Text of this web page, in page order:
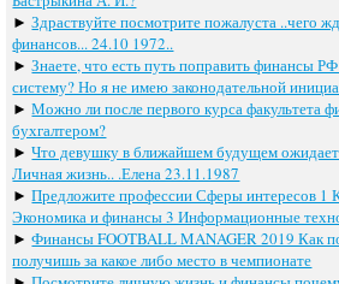
►Здраствуйте посмотрите пожалуста ..чего
финансов... 24.10 1972..
►Знаете, что есть путь поправить финансы
систему? Но я не имею законодательной
►Можно ли после первого курса факультета
бухгалтером?
►Что девушку в ближайшем будущем
Личная жизнь.. .Елена 23.11.1987
►Предложите профессии Сферы интересов 1
Экономика и финансы 3 Информационные
►Финансы FOOTBALL MANAGER 2019 Как
получишь за какое либо место в чемпионате